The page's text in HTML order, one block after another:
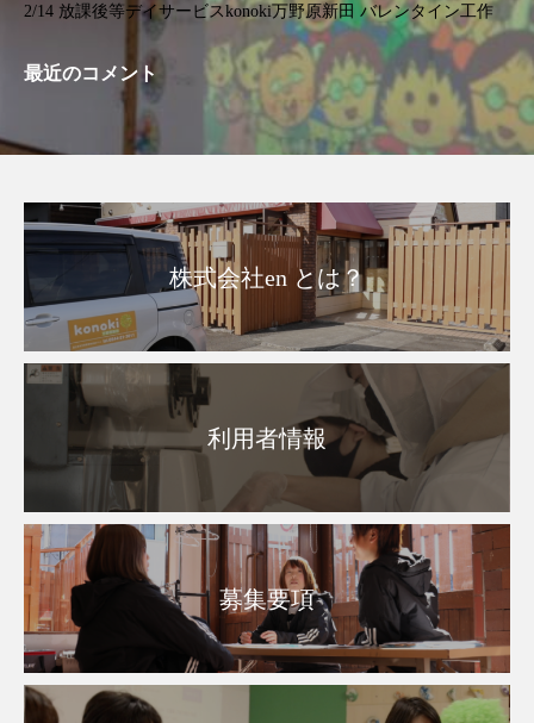
2/14 放課後等デイサービスkonoki万野原新田 バレンタイン工作
最近のコメント
株式会社en とは？
利用者情報
募集要項